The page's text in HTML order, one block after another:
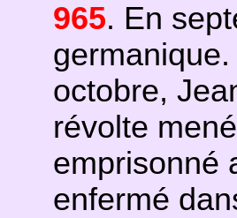
965. En
octobre,
révolte
emprisonné
enfermé